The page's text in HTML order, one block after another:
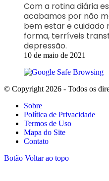
Com a rotina diária
acabamos por não
bem estar e cuidado
forma, terríveis
depressão.
10 de maio de 2021
© Copyright 2026 - Todos os
Sobre
Política de Privacidade
Termos de Uso
Mapa do Site
Contato
Botão Voltar ao topo